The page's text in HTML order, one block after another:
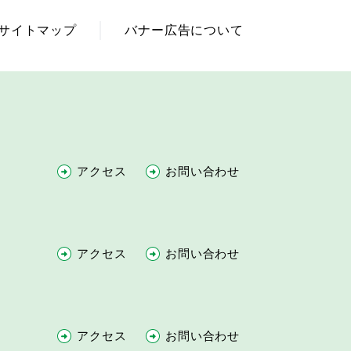
イトマップ バナー広告について
アクセス お問い合わせ
アクセス お問い合わせ
アクセス お問い合わせ